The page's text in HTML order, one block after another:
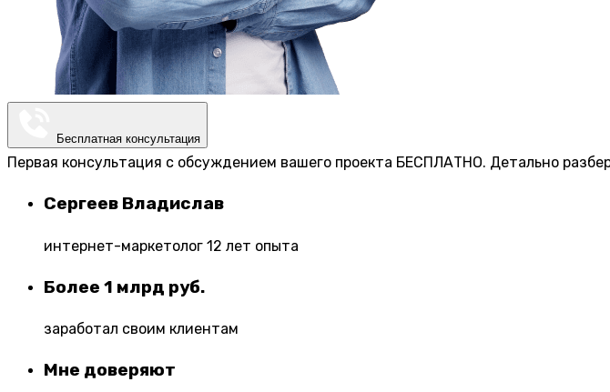
Бесплатная консультация
Первая консультация с обсуждением вашего проекта БЕСПЛАТНО. Детально
Сергеев Владислав
интернет-маркетолог 12 лет опыта
Более 1 млрд руб.
заработал своим клиентам
Мне доверяют